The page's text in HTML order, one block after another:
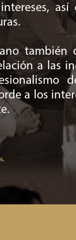
también
a las
a los